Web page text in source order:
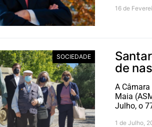
16 de
SOCIEDADE
de
A
Maia
Julho, o
1 de Julho,